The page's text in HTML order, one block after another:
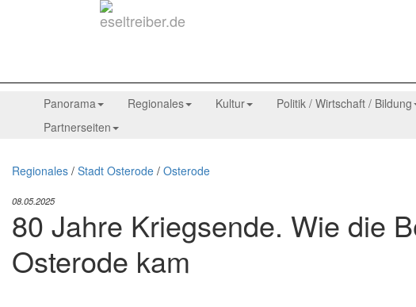
Panorama Regionales Kultur Politik / Wirtschaft / Bildung
Partnerseiten
Regionales / Stadt Osterode / Osterode
08.05.2025
80 Jahre Kriegsende. Wie die
Osterode kam